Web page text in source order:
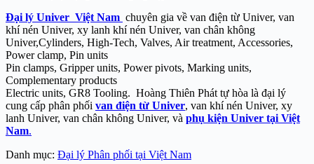
Đại lý Univer Việt Nam chuyên gia về van điện từ Univer, van
khí nén Univer, xy lanh khí nén Univer, van chân không
Univer,Cylinders, High-Tech, Valves, Air treatment, Accessories,
Power clamp, Pin units
Pin clamps, Gripper units, Power pivots, Marking units,
Complementary products
Electric units, GR8 Tooling. Hoàng Thiên Phát tự hòa là đại lý
cung cấp phân phối van điện từ Univer, van khí nén Univer, xy
lanh Univer, van chân không Univer, và phụ kiện Univer tại Việt
Nam.
Danh mục: Đại lý Phân phối tại Việt Nam